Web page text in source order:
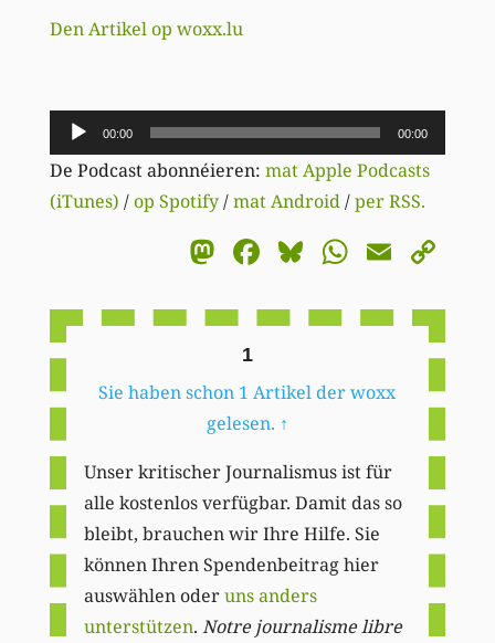
Den Artikel op woxx.lu
Audio-
Player
00:00 00:00
De Podcast abonnéieren: mat Apple Podcasts
(iTunes) /op Spotify/mat Android/per RSS.
Mastodon
Facebook
BlueskyEmail
1
Sie haben schon 1 Artikel der woxx
gelesen. ↑
Unser kritischer Journalismus ist für
alle kostenlos verfügbar. Damit das so
bleibt, brauchen wir Ihre Hilfe. Sie
können Ihren Spendenbeitrag hier
auswählen oderuns anders
unterstützen. Notre journalisme libre